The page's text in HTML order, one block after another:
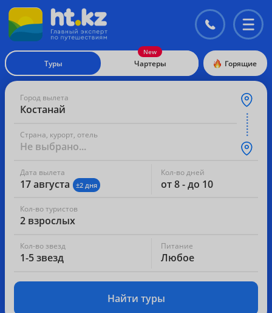
Контакты
меню
Туры Чартеры Горящие
Город вылета
Костанай
Страна, курорт, отель
Не выбрано...
Дата вылета
17 августа ±2 дня
Кол-во дней
от 8 - до 10
Кол-во туристов
2 взрослых
Кол-во звезд
1-5 звезд
Питание
Любое
Найти туры